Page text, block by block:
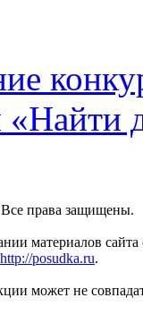
права защищены.
материалов сайта
http://posudka.ru.
может не